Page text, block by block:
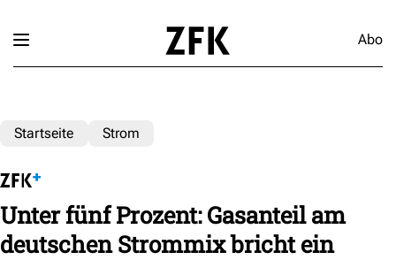
Abo
Startseite Strom
Unter fünf Prozent: Gasanteil am
deutschen Strommix bricht ein